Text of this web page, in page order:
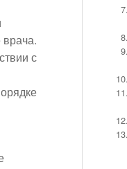
с